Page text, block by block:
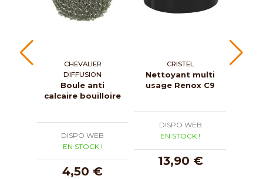
CHEVALIER
DIFFUSION
Boule anti
calcaire bouilloire
DISPO WEB
EN STOCK !
4,50 €
CRISTEL
Nettoyant multi
usage Renox C9
DISPO WEB
EN STOCK !
13,90 €